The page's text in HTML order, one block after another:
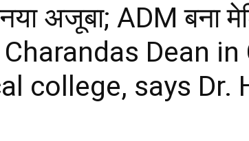
नया अजूबा; ADM बना
Charandas Dean
college, says Dr.